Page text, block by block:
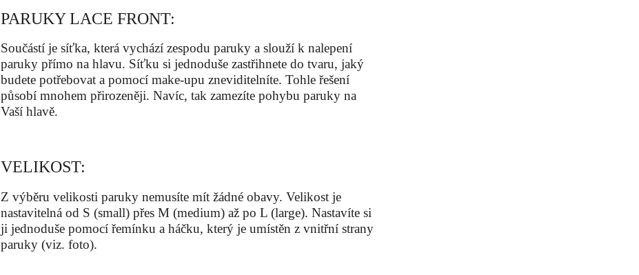
PARUKY LACE FRONT:
Součástí je síťka, která vychází zespodu paruky a slouží k nalepení
paruky přímo na hlavu. Síťku si jednoduše zastřihnete do tvaru, jaký
budete potřebovat a pomocí make-upu zneviditelníte. Tohle řešení
působí mnohem přirozeněji. Navíc, tak zamezíte pohybu paruky na
Vaší hlavě.
VELIKOST:
Z výběru velikosti paruky nemusíte mít žádné obavy. Velikost je
nastavitelná od S (small) přes M (medium) až po L (large). Nastavíte si
ji jednoduše pomocí řemínku a háčku, který je umístěn z vnitřní strany
paruky (viz. foto).